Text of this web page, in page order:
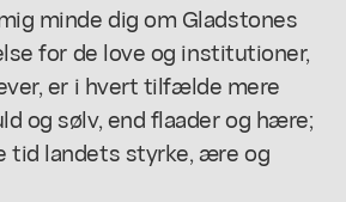
minde dig om Gladstones
for de love og institutioner,
er i hvert tilfælde mere
og sølv, end flaader og hære;
tid landets styrke, ære og